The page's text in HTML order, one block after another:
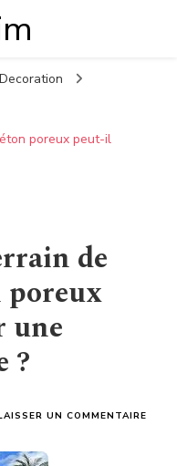
Decoration
poreux peut-il
de
poreux
une
?
UN COMMENTAIRE